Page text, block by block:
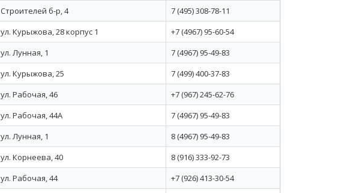
Строителей б-р, 4
7 (495) 308-78-11
ул. Курыжова, 28 корпус 1
+7 (4967) 95-60-54
ул. Лунная, 1
7 (4967) 95-49-83
ул. Курыжова, 25
7 (499) 400-37-83
ул. Рабочая, 46
+7 (967) 245-62-76
ул. Рабочая, 44А
7 (4967) 95-49-83
ул. Лунная, 1
8 (4967) 95-49-83
ул. Корнеева, 40
8 (916) 333-92-73
ул. Рабочая, 44
+7 (926) 413-30-54